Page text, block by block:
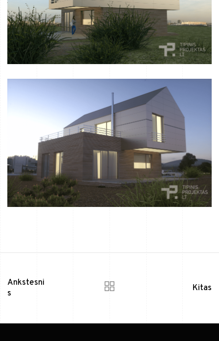
Ankstesni
s
Kitas